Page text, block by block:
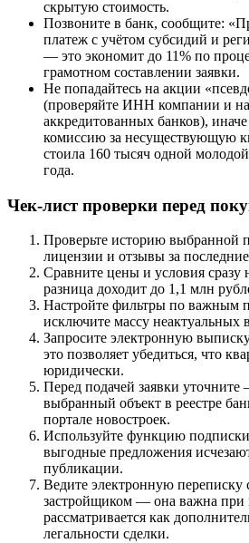
скрытую стоимость.
Позвоните в банк, сообщите:
платеж с учётом субсидий и
— это экономит до 11% по
грамотном составлении заявки.
Не попадайтесь на акции
(проверяйте ИНН компании и
аккредитованных банков), иначе
комиссию за несуществующую
стоила 160 тысяч одной
года.
Чек-лист проверки перед
Проверьте историю выбранной
лицензии и отзывы за
Сравните цены и условия сразу
разница доходит до 1,1 млн
Настройте фильтры по важным
исключите массу неактуальных
Запросите электронную
это позволяет убедиться, что
юридически.
Перед подачей заявки
выбранный объект в реестре
портале новостроек.
Используйте функцию
выгодные предложения
публикации.
Ведите электронную переписку
застройщиком — она важна при
рассматривается как
легальности сделки.